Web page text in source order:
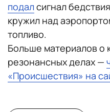
подалсигнал
кружил над
топливо.
Больше материалов о
резонансных делах —
«Происшествия» на